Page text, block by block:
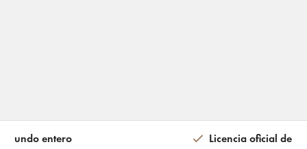
mundo entero Licencia oficial de